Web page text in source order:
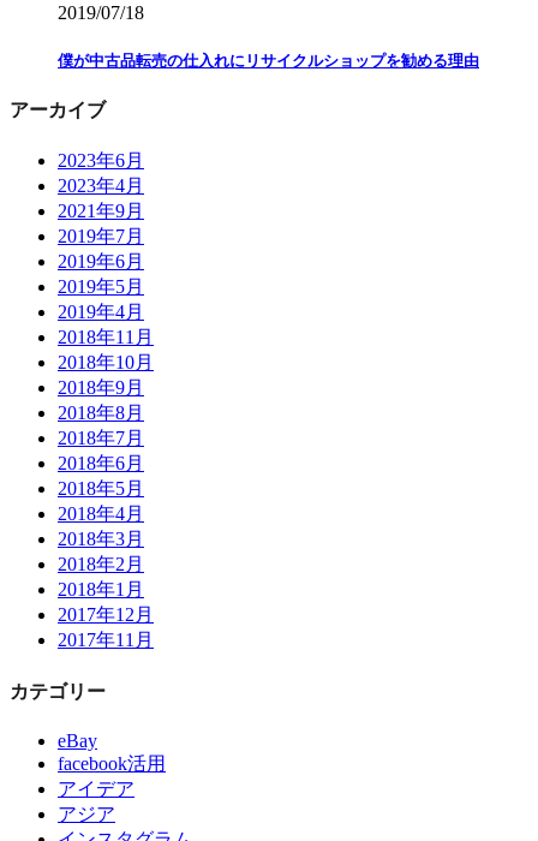
2019/07/18
僕が中古品転売の仕入れにリサイクルショップを勧める理由
アーカイブ
2023年6月
2023年4月
2021年9月
2019年7月
2019年6月
2019年5月
2019年4月
2018年11月
2018年10月
2018年9月
2018年8月
2018年7月
2018年6月
2018年5月
2018年4月
2018年3月
2018年2月
2018年1月
2017年12月
2017年11月
カテゴリー
eBay
facebook活用
アイデア
アジア